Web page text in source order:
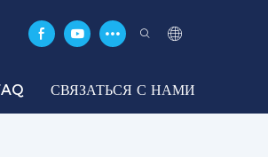
СВЯЗАТЬСЯ С НАМИ